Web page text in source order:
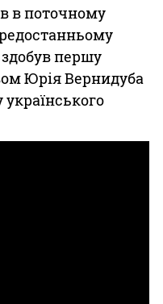
в поточному
першу
Юрія Вернидуба